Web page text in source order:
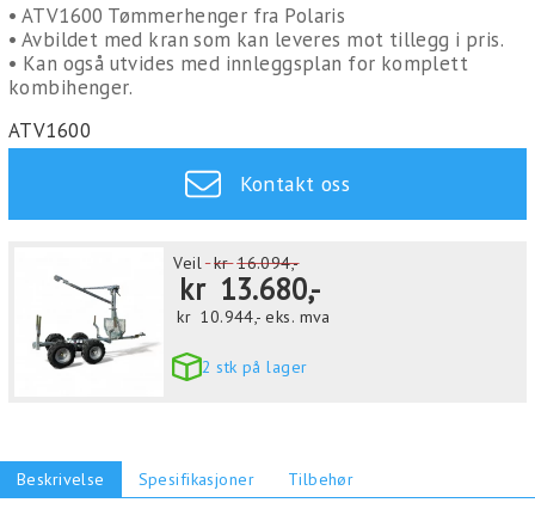
• ATV1600 Tømmerhenger fra Polaris
• Avbildet med kran som kan leveres mot tillegg i pris.
• Kan også utvides med innleggsplan for komplett
kombihenger.
ATV1600
Kontakt oss
Veil kr16.094,-
kr 13.680,-
kr 10.944,- eks. mva
2 stk på lager
Beskrivelse Spesifikasjoner Tilbehør